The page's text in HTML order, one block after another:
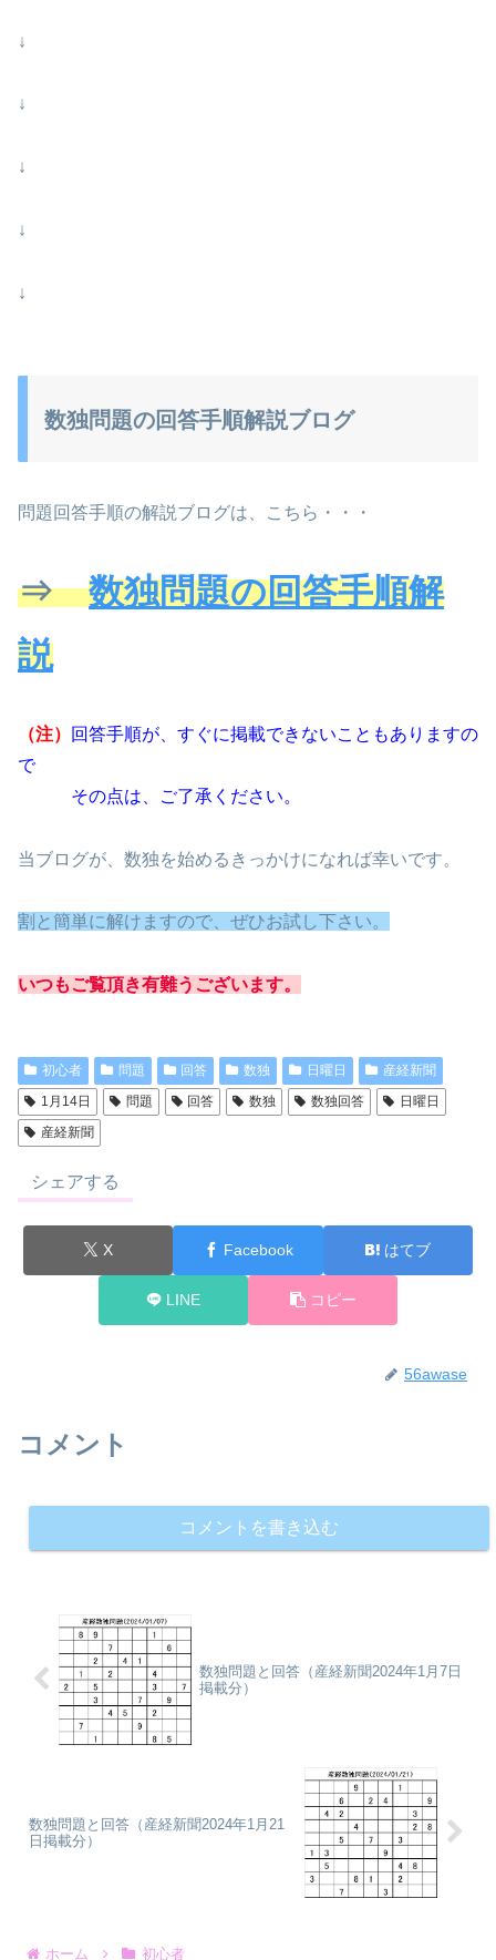
↓
↓
↓
↓
↓
数独問題の回答手順解説ブログ
問題回答手順の解説ブログは、こちら・・・
⇒数独問題の回答手順解
説
（注）
回答手順が、すぐに掲載できないこともありますの
で
その点は、ご了承ください。
当ブログが、数独を始めるきっかけになれば幸いです。
割と 簡単に解けますので、ぜひお試し下さい。
いつもご覧頂き有難うございます。
初心者 問題 回答 数独 日曜日
産経新聞
1月14日
問題 回答 数独 数独回答
日曜日
産経新聞
シェアする
X Facebook はてブ
LINE コピー
56awase
コメント
コメントを書き込む
数独問題と回答（産経新聞2024年1月7日
掲載分）
数独問題と回答（産経新聞2024年1月21
日掲載分）
ホーム 初心者